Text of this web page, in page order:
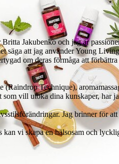
Jakubenko och jag är
säga att jag använder Young
om deras förmåga att
Technique),
vill utöka dina kunskaper, har
Jag brinner för
kan vi skapa en hälsosam och